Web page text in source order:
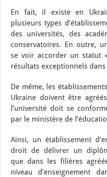
En fait, il existe en
plusieurs types
des universités, des
conservatoires. En outre,
se voir accorder un statut
résultats exceptionnels
De même, les
Ukraine doivent être
l’université doit se
par le ministère de
Ainsi, un établissement
droit de délivrer un
que dans les filières
niveau d’enseignement